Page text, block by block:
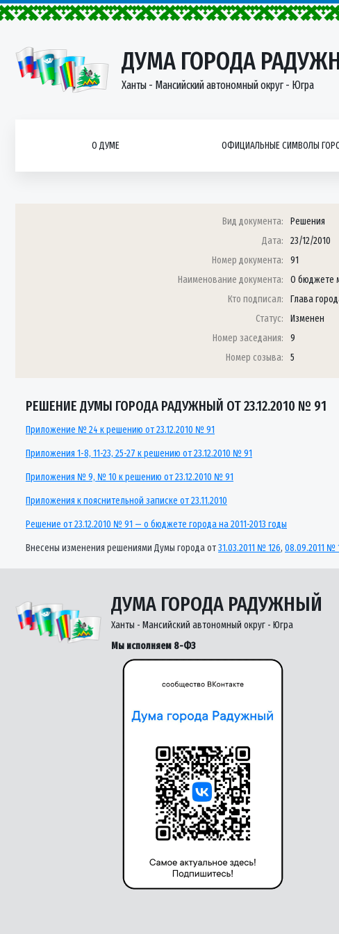
ДУМА ГОРОДА
Ханты - Мансийский автономный округ - Югра
О ДУМЕ ОФИЦИАЛЬНЫЕ СИМВОЛЫ
Вид документа:
Решения
Дата:
23/12/2010
Номер документа:
91
Наименование документа:
О бюджете
Кто подписал:
Глава
Статус:
Изменен
Номер заседания:
9
Номер созыва:
5
РЕШЕНИЕ ДУМЫ ГОРОДА РАДУЖНЫЙ ОТ 23.12.2010 № 91
Приложение № 24 к решению от 23.12.2010 № 91
Приложения 1-8, 11-23, 25-27 к решению от 23.12.2010 № 91
Приложения № 9, № 10 к решению от 23.12.2010 № 91
Приложения к пояснительной записке от 23.11.2010
Решение от 23.12.2010 № 91 — о бюджете города на 2011-2013 годы
Внесены изменения решениями Думы города от31.03.2011 № 126, 08.09.2011 №
ДУМА ГОРОДА РАДУЖНЫЙ
Ханты - Мансийский автономный округ - Югра
Мы исполняем 8-ФЗ